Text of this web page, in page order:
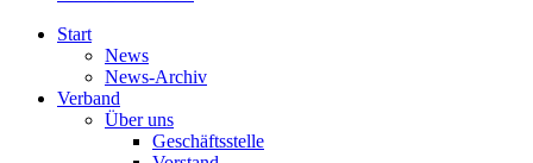
Start
News
News-Archiv
Verband
Über uns
Geschäftsstelle